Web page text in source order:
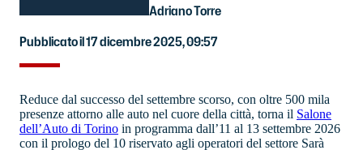
Adriano Torre
Pubblicato il 17 dicembre 2025, 09:57
Reduce dal successo del settembre scorso, con oltre 500 mila
presenze attorno alle auto nel cuore della città, torna il Salone
dell’Auto di Torino in programma dall’11 al 13 settembre 2026
con il prologo del 10 riservato agli operatori del settore Sarà